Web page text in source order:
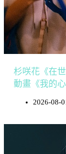
杉咲花《在
動畫《我的心
2026-08-